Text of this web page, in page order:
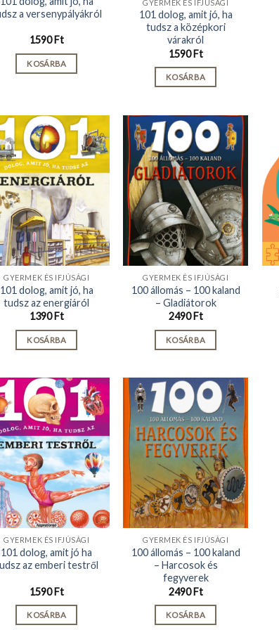
a versenypályákról
1590 Ft
KOSÁRBA
GYERMEK ÉS IFJÚSÁGI
101 dolog, amit jó, ha
tudsz a középkori
várakról
1590Ft
KOSÁRBA
GYERMEK ÉS IFJÚSÁGI
101 dolog, amit jó, ha
tudsz az energiáról
1390Ft
KOSÁRBA
GYERMEK ÉS IFJÚSÁGI
100 állomás – 100 kaland
– Gladiátorok
2490Ft
KOSÁRBA
GYERMEK ÉS IFJÚSÁGI
101 dolog, amit jó ha
az emberi testről
1590Ft
KOSÁRBA
GYERMEK ÉS IFJÚSÁGI
100 állomás – 100 kaland
– Harcosok és
fegyverek
2490Ft
KOSÁRBA